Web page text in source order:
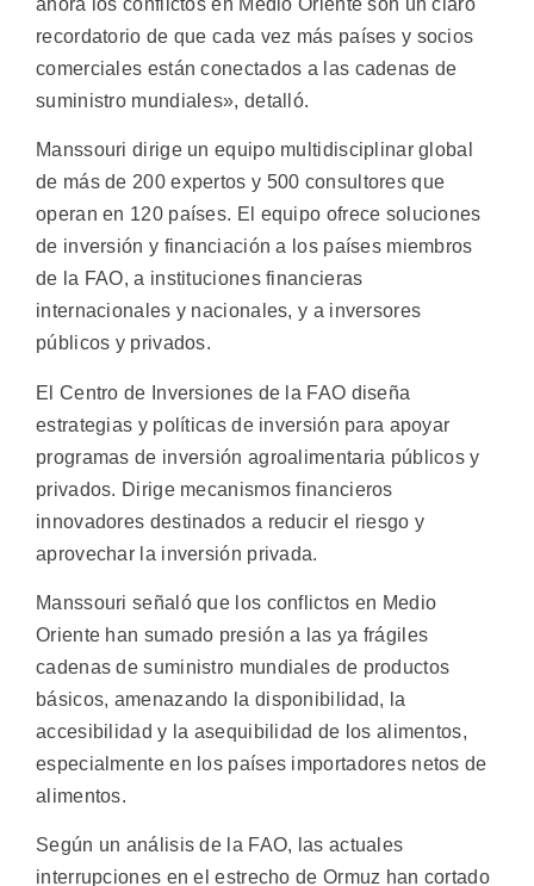
recordatorio de que cada vez más países y socios
comerciales están conectados a las cadenas de
suministro mundiales», detalló.
Manssouri dirige un equipo multidisciplinar global
de más de 200 expertos y 500 consultores que
operan en 120 países. El equipo ofrece soluciones
de inversión y financiación a los países miembros
de la FAO, a instituciones financieras
internacionales y nacionales, y a inversores
públicos y privados.
El Centro de Inversiones de la FAO diseña
estrategias y políticas de inversión para apoyar
programas de inversión agroalimentaria públicos y
privados. Dirige mecanismos financieros
innovadores destinados a reducir el riesgo y
aprovechar la inversión privada.
Manssouri señaló que los conflictos en Medio
Oriente han sumado presión a las ya frágiles
cadenas de suministro mundiales de productos
básicos, amenazando la disponibilidad, la
accesibilidad y la asequibilidad de los alimentos,
especialmente en los países importadores netos de
alimentos.
Según un análisis de la FAO, las actuales
interrupciones en el estrecho de Ormuz han cortado